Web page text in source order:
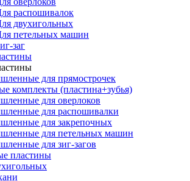
распошивалок
двухигольных
петельных машин
заг
для прямострочек
комплекты (пластина+зубья)
для оверлоков
для распошивалки
для закрепочных
для петельных машин
для зиг-загов
пластины